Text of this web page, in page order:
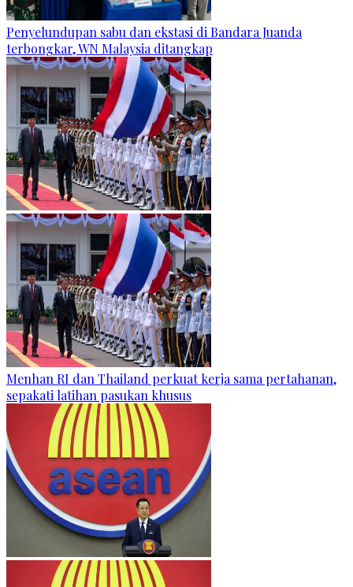
Penyelundupan sabu dan ekstasi di Bandara Juanda
terbongkar, WN Malaysia ditangkap
Menhan RI dan Thailand perkuat kerja sama pertahanan,
sepakati latihan pasukan khusus